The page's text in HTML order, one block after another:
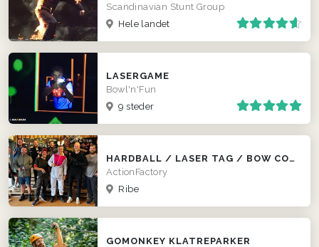
Scandinavian Stunt Group
Hele landet
LASERGAME
Bowl'n'Fun
9 steder
HARDBALL / LASER TAG / BOW COMBAT
ActionFactory
Ribe
GOMONKEY KLATREPARKER